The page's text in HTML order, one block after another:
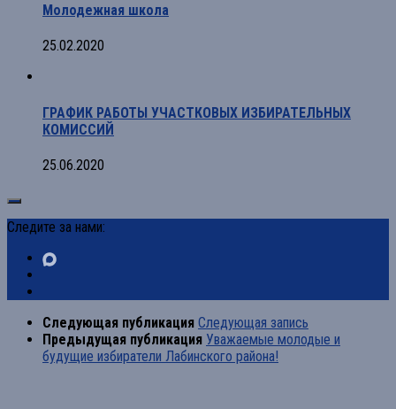
Молодежная школа
25.02.2020
ГРАФИК РАБОТЫ УЧАСТКОВЫХ ИЗБИРАТЕЛЬНЫХ
КОМИССИЙ
25.06.2020
Следите за нами:
Следующая публикация Следующая запись
Предыдущая публикация Уважаемые молодые и
будущие избиратели Лабинского района!